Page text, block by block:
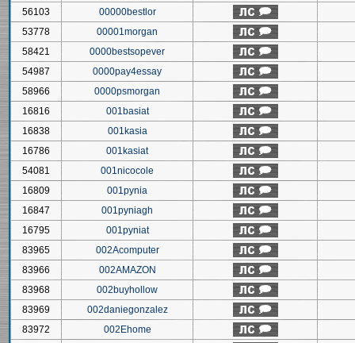
56103
00000bestlor
53778
00001morgan
58421
0000bestsopever
54987
0000pay4essay
58966
0000psmorgan
16816
001basiat
16838
001kasia
16786
001kasiat
54081
001nicocole
16809
001pynia
16847
001pyniagh
16795
001pyniat
83965
002Acomputer
83966
002AMAZON
83968
002buyhollow
83969
002daniegonzalez
83972
002Ehome